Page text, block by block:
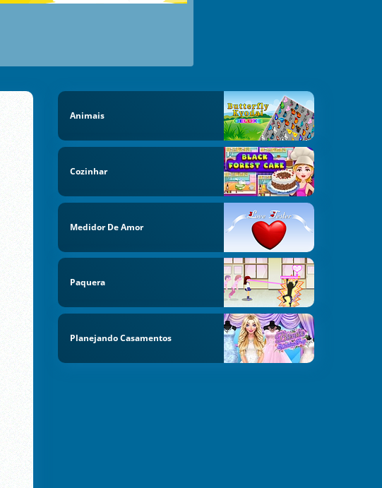
Animais
Cozinhar
Medidor De Amor
Paquera
Planejando Casamentos